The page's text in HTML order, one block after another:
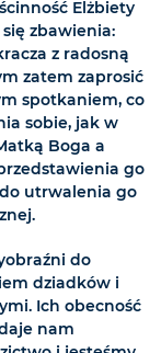
Elżbiety
zbawienia:
z radosną
zatem zaprosić
spotkaniem, co
sobie, jak w
Boga a
go
utrwalenia go
do
dziadków i
Ich obecność
nam